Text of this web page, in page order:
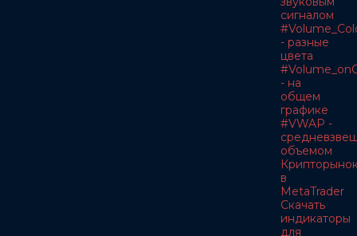
сигналом
- разные
цвета
- на
общем
графике
#VWAP -
объемом
в
MetaTrader
Скачать
индикаторы
для